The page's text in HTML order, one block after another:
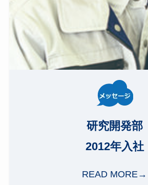
研究開発部
2012年入社
READ MORE→